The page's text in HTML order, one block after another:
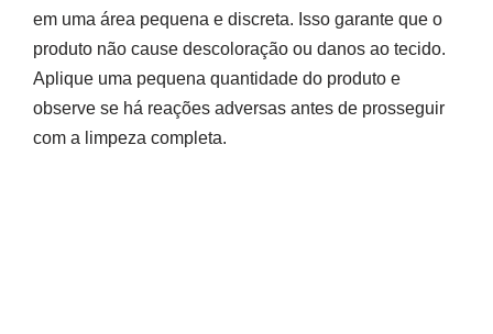
em uma área pequena e discreta. Isso garante que o
produto não cause descoloração ou danos ao tecido.
Aplique uma pequena quantidade do produto e
observe se há reações adversas antes de prosseguir
com a limpeza completa.